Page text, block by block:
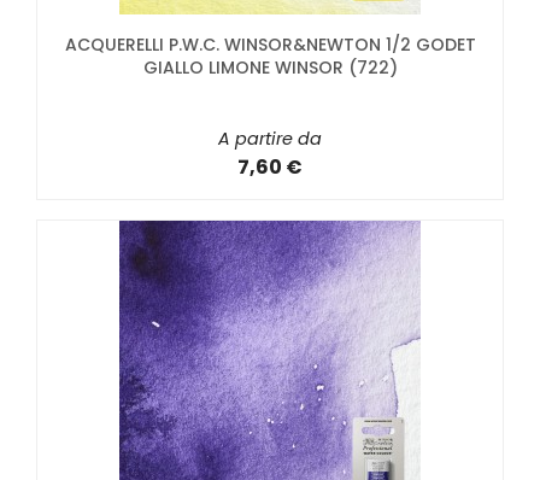
ACQUERELLI P.W.C. WINSOR&NEWTON 1/2 GODET
GIALLO LIMONE WINSOR (722)
A partire da
7,60 €